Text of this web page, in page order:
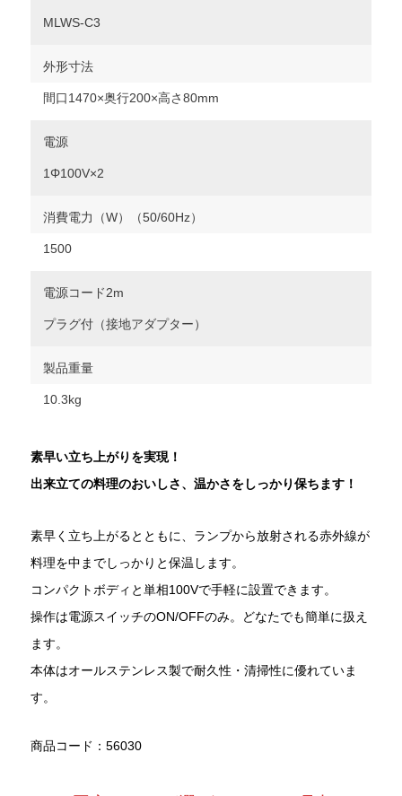
MLWS-C3
外形寸法
間口1470×奥行200×高さ80mm
電源
1Φ100V×2
消費電力（W）（50/60Hz）
1500
電源コード2m
プラグ付（接地アダプター）
製品重量
10.3kg
素早い立ち上がりを実現！
出来立ての料理のおいしさ、温かさをしっかり保ちます！
素早く立ち上がるとともに、ランプから放射される赤外線が
料理を中までしっかりと保温します。
コンパクトボディと単相100Vで手軽に設置できます。
操作は電源スイッチのON/OFFのみ。どなたでも簡単に扱え
ます。
本体はオールステンレス製で耐久性・清掃性に優れていま
す。
商品コード：56030